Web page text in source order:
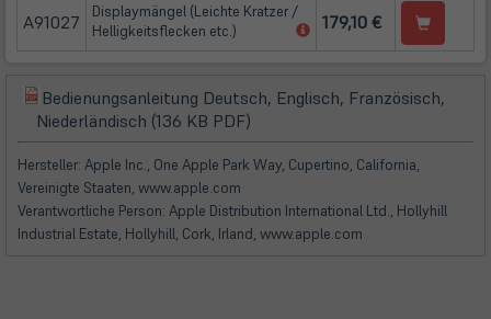
neuem
Tab)
A91027
Displaymängel (Leichte Kratzer /
Helligkeitsflecken etc.)
(öffnet
Tab)
179,10 €
(öffnet
in
neuem
Tab)
Bedienungsanleitung Deutsch, Englisch, Französisch,
Niederländisch (136 KB PDF)
in
neuem
Hersteller: Apple Inc., One Apple Park Way, Cupertino, California,
Vereinigte Staaten, www.apple.com
Verantwortliche Person: Apple Distribution International Ltd., Hollyhill
Industrial Estate, Hollyhill, Cork, Irland, www.apple.com